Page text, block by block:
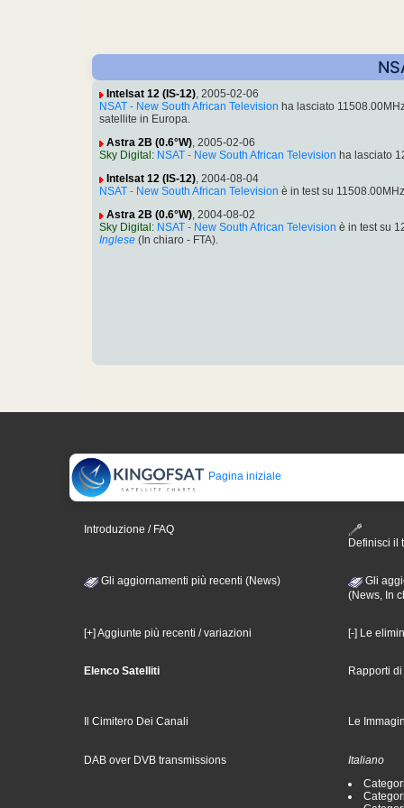
Intelsat 12 (IS-12), 2005-02-06
NSAT - New South African Television ha lasciato
satellite in Europa.
Astra 2B (0.6°W), 2005-02-06
Sky Digital : NSAT - New South African Television ha lasciato
Intelsat 12 (IS-12), 2004-08-04
NSAT - New South African Television è in test su
Astra 2B (0.6°W), 2004-08-02
Sky Digital : NSAT - New South African Television è in test su
Inglese (In chiaro - FTA).
Pagina iniziale
Introduzione / FAQ
Definisci il
Gli aggiornamenti più recenti (News)
Gli
(News, In
[+] Aggiunte più recenti / variazioni [-] Le
Elenco Satelliti Rapporti
Il Cimitero Dei Canali Le
DAB over DVB transmissions
Italiano